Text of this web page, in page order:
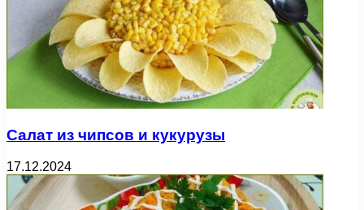
Салат из чипсов и кукурузы
17.12.2024